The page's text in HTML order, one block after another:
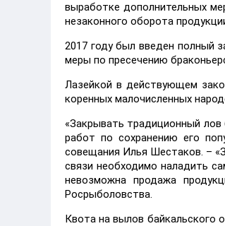
выработке дополнительных
незаконного оборота
2017 году был введен полный
меры по пресечению
Лазейкой в действующем
коренных малочисленных
«Закрывать традиционный
работ по сохранению его
совещания Илья Шестаков. –
связи необходимо наладить
невозможна продажа
Росрыболовства.
Квота на вылов байкальского